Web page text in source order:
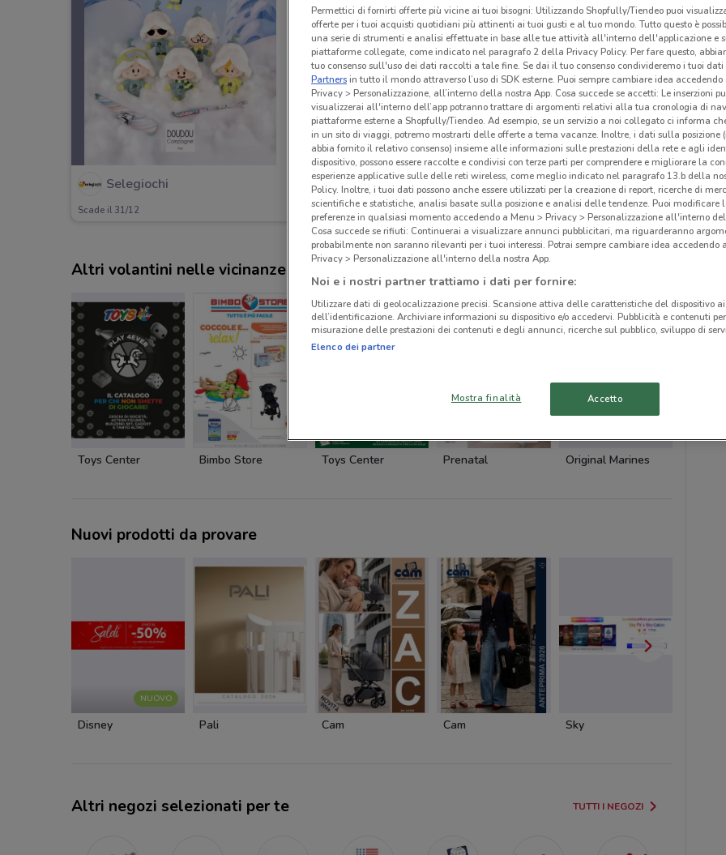
Selegiochi
Scade il 31/12 2.2 km
Altri volantini nelle vicinanze
Toys Center Bimbo Store Toys Center Prenatal Original Marines
Nuovi prodotti da provare
NUOVO
Disney Pali Cam Cam Sky
Altri negozi selezionati per te TUTTI I NEGOZI
Permettici di fornirti offerte più vicine ai tuoi bisogni: Utilizzando Shopfully/Tiendeo puoi
offerte per i tuoi acquisti quotidiani più attinenti ai tuoi gusti e al tuo mondo. Tutto questo è
una serie di strumenti e analisi effettuate in base alle tue attività all'interno dell'applicazione e
piattaforme collegate, come indicato nel paragrafo 2 della Privacy Policy. Per fare questo,
tuo consenso sull'uso dei dati raccolti a tale fine. Se dai il tuo consenso condivideremo i tuoi dati
Partnersin tutto il mondo attraverso l’uso di SDK esterne. Puoi sempre cambiare idea accedendo
Privacy > Personalizzazione, all’interno della nostra App. Cosa succede se accetti: Le inserzioni
visualizzerai all'interno dell’app potranno trattare di argomenti relativi alla tua cronologia di
piattaforme esterne a Shopfully/Tiendeo. Ad esempio, se un servizio a noi collegato ci informa
in un sito di viaggi, potremo mostrarti delle offerte a tema vacanze. Inoltre, i dati sulla posizione
abbia fornito il relativo consenso) insieme alle informazioni sulle prestazioni della rete e agli
dispositivo, possono essere raccolte e condivisi con terze parti per comprendere e migliorare la
esperienze applicative sulle delle reti wireless, come meglio indicato nel paragrafo 13.b della
Policy. Inoltre, i tuoi dati possono anche essere utilizzati per la creazione di report, ricerche di
scientifiche e statistiche, analisi basate sulla posizione e analisi delle tendenze. Puoi modificare
preferenze in qualsiasi momento accedendo a Menu > Privacy > Personalizzazione all'interno
Cosa succede se rifiuti: Continuerai a visualizzare annunci pubblicitari, ma riguarderanno
probabilmente non saranno rilevanti per i tuoi interessi. Potrai sempre cambiare idea accedendo
Privacy > Personalizzazione all'interno della nostra App.
Noi e i nostri partner trattiamo i dati per fornire:
Utilizzare dati di geolocalizzazione precisi. Scansione attiva delle caratteristiche del dispositivo
dell’identificazione. Archiviare informazioni su dispositivo e/o accedervi. Pubblicità e contenuti
misurazione delle prestazioni dei contenuti e degli annunci, ricerche sul pubblico, sviluppo di
Elenco dei partner
Mostra finalità Accetto